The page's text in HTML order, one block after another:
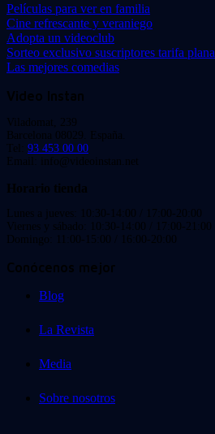
Películas para ver en familia
Cine refrescante y veraniego
Adopta un videoclub
Sorteo exclusivo suscriptores tarifa plana
Las mejores comedias
Video Instan
Viladomat, 239
Barcelona 08029. España.
Tel: 93 453 00 00
Email: info@videoinstan.net
Horario tienda
Lunes a jueves: 10:30-14:00 / 17:00-20:00
Viernes y sábado: 10:30-14:00 / 17:00-21:00
Domingo: 11:00-15:00 / 16:00-20:00
Conócenos mejor
Blog
La Revista
Media
Sobre nosotros